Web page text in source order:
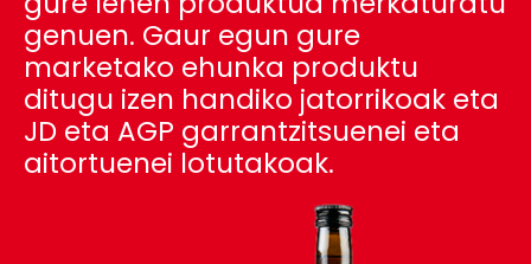
genuen. Gaur egun gure
marketako ehunka produktu
ditugu izen handiko jatorrikoak eta
JD eta AGP garrantzitsuenei eta
aitortuenei lotutakoak.